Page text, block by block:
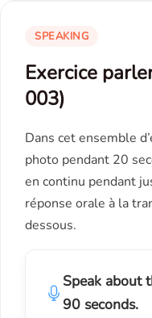
SPEAKING
Exercice
003)
Dans cet ensemble
photo pendant 20
en continu pendant
réponse orale à la
dessous.
Speak about
90 seconds.